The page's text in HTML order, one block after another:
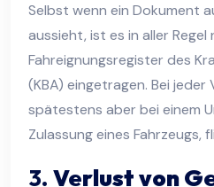
Selbst wenn ein Dokument
aussieht, ist es in aller
Fahreignungsregister des
(KBA) eingetragen. Bei jeder
spätestens aber bei einem
Zulassung eines Fahrzeugs,
3. Verlust von